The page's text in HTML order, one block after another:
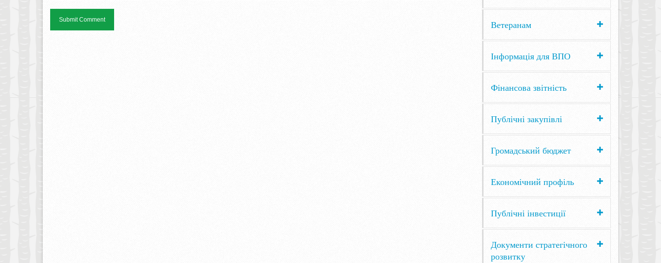
Ветеранам
Інформація для ВПО
Фінансова звітність
Публічні закупівлі
Громадський бюджет
Економічний профіль
Публічні інвестиції
Документи стратегічного
розвитку